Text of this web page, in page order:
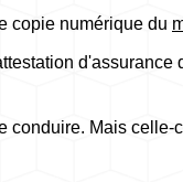
copie numérique du
d'assurance
Mais